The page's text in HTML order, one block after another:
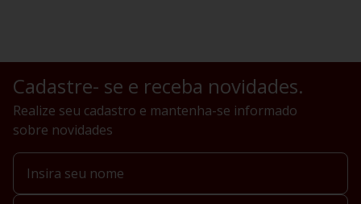
Cadastre- se e receba novidades.
Realize seu cadastro e mantenha-se informado
sobre novidades